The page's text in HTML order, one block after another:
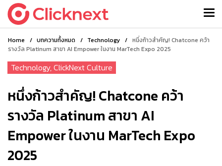
Home / บทความทั้งหมด / Technology / หนึ่งก้าวสำคัญ! Chatcone คว้า
รางวัล Platinum สาขา AI Empower ในงาน MarTech Expo 2025
Technology,ClickNext Culture
หนึ่งก้าวสำคัญ! Chatcone คว้า
รางวัล Platinum สาขา AI
Empower ในงาน MarTech Expo
2025